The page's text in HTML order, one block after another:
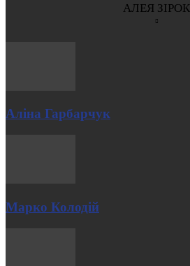
АЛЕЯ ЗІРОК
Аліна Гарбарчук
Марко Колодій